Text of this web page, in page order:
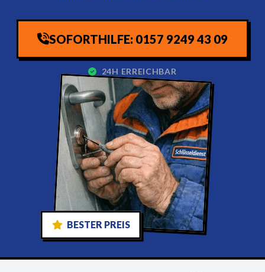
SOFORTHILFE: 0157 9249 43 09
24H ERREICHBAR
BESTER PREIS